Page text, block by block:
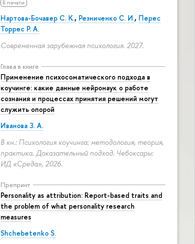
В печати
Нартова-Бочавер С. К., Резниченко С. И., Перес
Торрес Р. А.
Современная зарубежная психология. 2027.
Глава в книге
Применение психосоматического подхода в
коучинге: какие данные нейронаук о работе
сознания и процессах принятия решений могут
служить опорой
Иванова З. А.
В кн.: Психология коучинга: методология, теория,
практика. Доказательный подход. Чебоксары:
ИД «Среда», 2026.
Препринт
Personality as attribution: Report-based traits and
the problem of what personality research
measures
Shchebetenko S.